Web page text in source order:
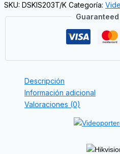
SKU: DSKIS203T/K Categoría:
Descripción
Información adicional
Valoraciones (0)